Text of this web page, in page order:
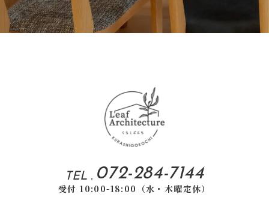
TEL . 072-284-7144
受付 10:00-18:00（水・木曜定休）